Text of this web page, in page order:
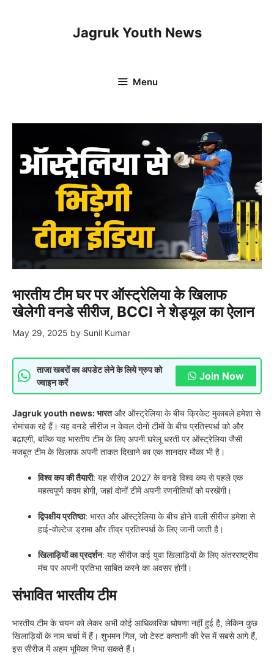
Jagruk Youth News
Menu
भारतीय टीम घर पर ऑस्ट्रेलिया के खिलाफ
खेलेगी वनडे सीरीज, BCCI ने शेड्यूल का ऐलान
May 29, 2025 by Sunil Kumar
ताजा खबरों का अपडेट लेने के लिये ग्रुप को
ज्वाइन करें
Join Now
Jagruk youth news: भारतऔर ऑस्ट्रेलिया के बीच क्रिकेट मुकाबले हमेशा से
रोमांचक रहे हैं। यह वनडे सीरीज न केवल दोनों टीमों के बीच प्रतिस्पर्धा को और
बढ़ाएगी, बल्कि यह भारतीय टीम के लिए अपनी घरेलू धरती पर ऑस्ट्रेलिया जैसी
मजबूत टीम के खिलाफ अपनी ताकत दिखाने का एक शानदार मौका भी है।
विश्व कप की तैयारी: यह सीरीज 2027 के वनडे विश्व कप से पहले एक
महत्वपूर्ण कदम होगी, जहां दोनों टीमें अपनी रणनीतियों को परखेंगी।
द्विपक्षीय प्रतिष्ठा: भारत और ऑस्ट्रेलिया के बीच होने वाली सीरीज हमेशा से
हाई-वोल्टेज ड्रामा और तीव्र प्रतिस्पर्धा के लिए जानी जाती है।
खिलाड़ियों का प्रदर्शन: यह सीरीज कई युवा खिलाड़ियों के लिए अंतरराष्ट्रीय
मंच पर अपनी प्रतिभा साबित करने का अवसर होगी।
संभावित भारतीय टीम
भारतीय टीम के चयन को लेकर अभी कोई आधिकारिक घोषणा नहीं हुई है, लेकिन कुछ
खिलाड़ियों के नाम चर्चा में हैं। शुभमन गिल, जो टेस्ट कप्तानी की रेस में सबसे आगे हैं,
इस सीरीज में अहम भूमिका निभा सकते हैं।